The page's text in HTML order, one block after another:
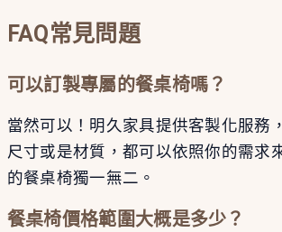
FAQ常見問題
可以訂製專屬的餐桌椅嗎？
當然可以！明久家具提供客製化服務
尺寸或是材質，都可以依照你的需求
的餐桌椅獨一無二。
餐桌椅價格範圍大概是多少？